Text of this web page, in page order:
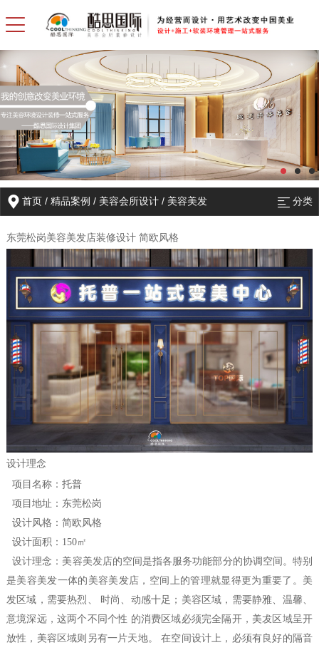
首页 /精品案例 / 美容会所设计 / 美容美发 分类
东莞松岗美容美发店装修设计 简欧风格
设计理念
项目名称：托普
项目地址：东莞松岗
设计风格：简欧风格
设计面积 ：150㎡
设计理念 ： 美容美发店的空间是指各服务功能部分的协调空间。特别
是美容美发一体的美容美发店，空间上的管理就显得更为重要了。美
发区域，需要热烈、 时尚、动感十足；美容区域，需要静雅、温馨、
意境深远，这两个不同个性 的消费区域必须完全隔开，美犮区域呈开
放性，美容区域则另有一片天地。 在空间设计上，必须有良好的隔音